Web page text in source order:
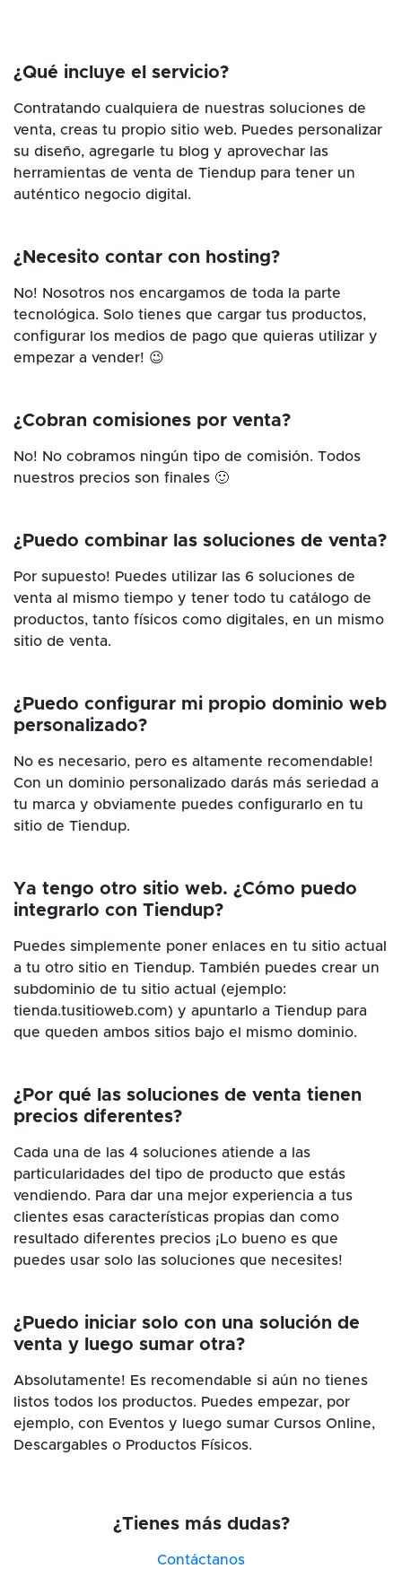
¿Qué incluye el servicio?
Contratando cualquiera de nuestras soluciones de
venta, creas tu propio sitio web. Puedes personalizar
su diseño, agregarle tu blog y aprovechar las
herramientas de venta de Tiendup para tener un
auténtico negocio digital.
¿Necesito contar con hosting?
No! Nosotros nos encargamos de toda la parte
tecnológica. Solo tienes que cargar tus productos,
configurar los medios de pago que quieras utilizar y
empezar a vender! 😉
¿Cobran comisiones por venta?
No! No cobramos ningún tipo de comisión. Todos
nuestros precios son finales 🙂
¿Puedo combinar las soluciones de venta?
Por supuesto! Puedes utilizar las 6 soluciones de
venta al mismo tiempo y tener todo tu catálogo de
productos, tanto físicos como digitales, en un mismo
sitio de venta.
¿Puedo configurar mi propio dominio web
personalizado?
No es necesario, pero es altamente recomendable!
Con un dominio personalizado darás más seriedad a
tu marca y obviamente puedes configurarlo en tu
sitio de Tiendup.
Ya tengo otro sitio web. ¿Cómo puedo
integrarlo con Tiendup?
Puedes simplemente poner enlaces en tu sitio actual
a tu otro sitio en Tiendup. También puedes crear un
subdominio de tu sitio actual (ejemplo:
tienda.tusitioweb.com) y apuntarlo a Tiendup para
que queden ambos sitios bajo el mismo dominio.
¿Por qué las soluciones de venta tienen
precios diferentes?
Cada una de las 4 soluciones atiende a las
particularidades del tipo de producto que estás
vendiendo. Para dar una mejor experiencia a tus
clientes esas características propias dan como
resultado diferentes precios ¡Lo bueno es que
puedes usar solo las soluciones que necesites!
¿Puedo iniciar solo con una solución de
venta y luego sumar otra?
Absolutamente! Es recomendable si aún no tienes
listos todos los productos. Puedes empezar, por
ejemplo, con Eventos y luego sumar Cursos Online,
Descargables o Productos Físicos.
¿Tienes más dudas?
Contáctanos